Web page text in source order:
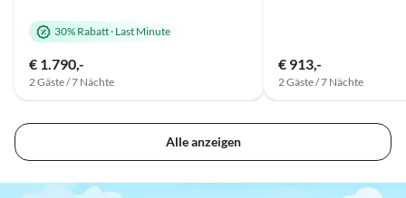
30% Rabatt· Last Minute
€ 1.790,-
2 Gäste / 7 Nächte
€ 913,-
2 Gäste / 7 Nächte
Alle anzeigen